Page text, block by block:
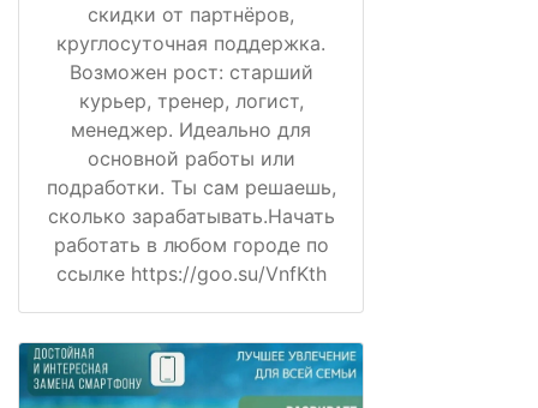
скидки от партнёров,
круглосуточная поддержка.
Возможен рост: старший
курьер, тренер, логист,
менеджер. Идеально для
основной работы или
подработки. Ты сам решаешь,
сколько зарабатывать.Начать
работать в любом городе по
ссылке https://goo.su/VnfKth